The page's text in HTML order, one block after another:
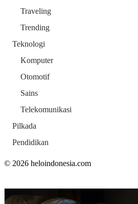
Traveling
Trending
Teknologi
Komputer
Otomotif
Sains
Telekomunikasi
Pilkada
Pendidikan
© 2026 heloindonesia.com